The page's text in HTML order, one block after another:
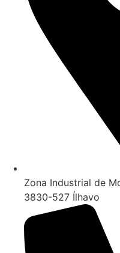
Zona Industrial de
3830-527 Ílhavo